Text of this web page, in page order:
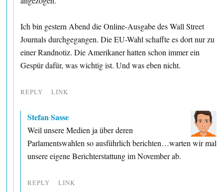
Ich bin gestern Abend die Online-Ausgabe des Wall Street
Journals durchgegangen. Die EU-Wahl schaffte es dort nur zu
einer Randnotiz. Die Amerikaner hatten schon immer ein
Gespür dafür, was wichtig ist. Und was eben nicht.
REPLY LINK
Stefan Sasse
Weil unsere Medien ja über deren
Parlamentswahlen so ausführlich berichten…warten wir mal
unsere eigene Berichterstattung im November ab.
REPLY LINK